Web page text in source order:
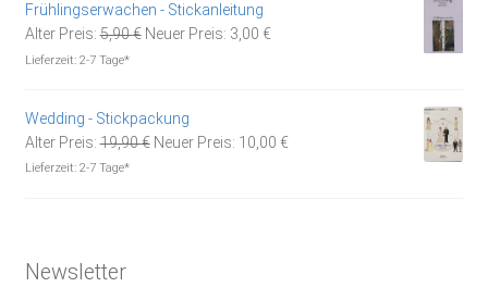
Frühlingserwachen - Stickanleitung
Alter Preis: 5,90€ Ursprünglicher
Neuer Preis: 3,00 €Aktueller
Lieferzeit: 2-7 Tage*
Wedding - Stickpackung
Alter Preis: 19,90€ Ursprünglicher
Neuer Preis: 10,00 €Aktueller
Lieferzeit: 2-7 Tage*
Newsletter